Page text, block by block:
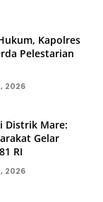
Kapolres
Pelestarian
2026
Distrik Mare:
Gelar
RI
2026